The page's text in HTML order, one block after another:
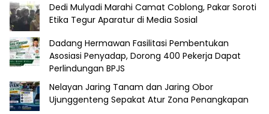
Dedi Mulyadi Marahi Camat Coblong, Pakar Soroti
Etika Tegur Aparatur di Media Sosial
Dadang Hermawan Fasilitasi Pembentukan
Asosiasi Penyadap, Dorong 400 Pekerja Dapat
Perlindungan BPJS
Nelayan Jaring Tanam dan Jaring Obor
Ujunggenteng Sepakat Atur Zona Penangkapan